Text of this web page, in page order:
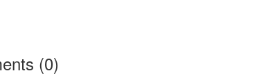
(0)